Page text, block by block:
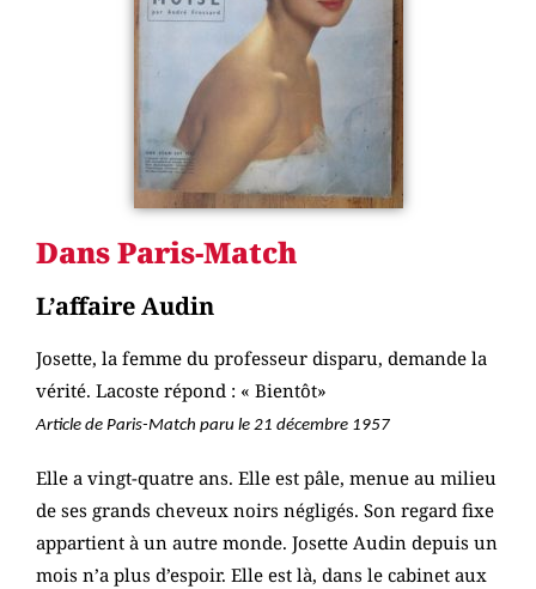
Dans Paris-Match
L’affaire Audin
Josette, la femme du professeur disparu, demande la
vérité. Lacoste répond : « Bientôt»
Article de Paris-Match paru le 21 décembre 1957
Elle a vingt-quatre ans. Elle est pâle, menue au milieu
de ses grands cheveux noirs négligés. Son regard fixe
appartient à un autre monde. Josette Audin depuis un
mois n’a plus d’espoir. Elle est là, dans le cabinet aux